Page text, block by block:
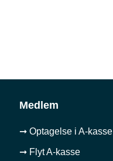
Medlem
➞ Optagelse i A-kasse
➞ Flyt A-kasse